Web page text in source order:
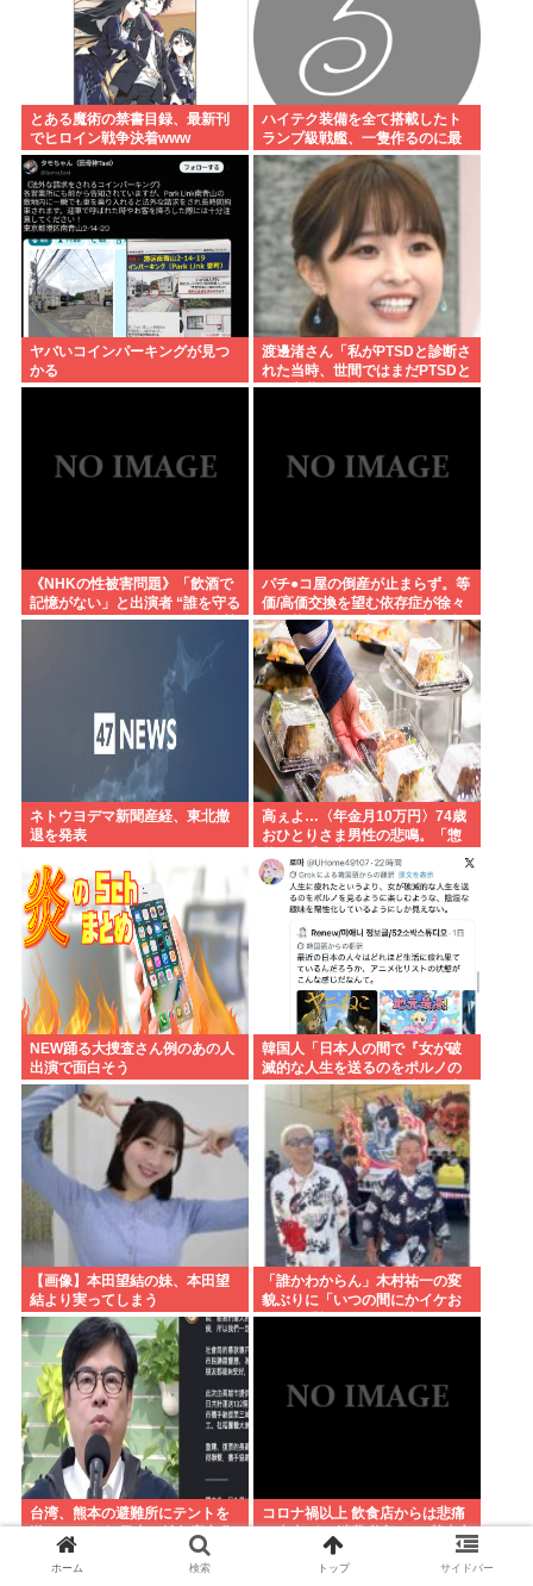
とある魔術の禁書目録、最新刊
でヒロイン戦争決着www
ハイテク装備を全て搭載したト
ランプ級戦艦、一隻作るのに最
低4兆円かかりいきなり詰む
ヤバいコインパーキングが見つ
かる
渡邊渚さん「私がPTSDと診断さ
れた当時、世間ではまだPTSDと
いう言葉は浸透されてなかっ
《NHKの性被害問題》「飲酒で
記憶がない」と出演者 “誰を守る
べきなのか”問われる組織の姿勢
パチ●コ屋の倒産が止まらず。等
価/高価交換を望む依存症が徐々
に脱落。低換金率を望む客は戻
らず
ネトウヨデマ新聞産経、東北撤
退を発表
高ぇよ…〈年金月10万円〉74歳
おひとりさま男性の悲鳴。「惣
NEW踊る大捜査さん例のあの人
出演で面白そう
韓国人「日本人の間で『女が破
滅的な人生を送るのをポルノの
ように楽しむ陰湿な趣味』が流
行っている」119万バズ
【画像】本田望結の妹、本田望
結より実ってしまう
「誰かわからん」木村祐一の変
貌ぶりに「いつの間にかイケお
じに」「松ちゃんより痩せてな
台湾、熊本の避難所にテントを
送ってしまう 日本の雑魚寝文化
を壊すな！
コロナ禍以上 飲食店からは悲痛
な声上がる 消費税率1%の基本方
針を決定も…懸念される”外食離
ホーム 検索 トップ サイドバー